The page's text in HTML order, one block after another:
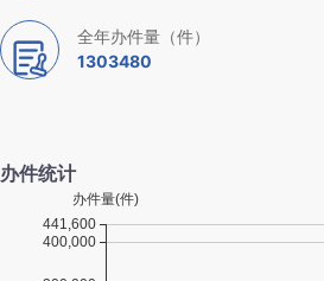
全年办件量（件）
1303480
办件统计